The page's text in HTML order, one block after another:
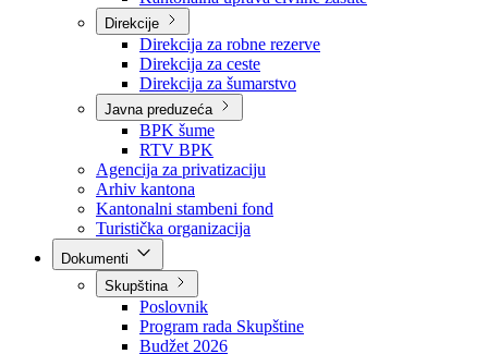
Uprave
Kantonalna uprava za inspekcijske poslove
Kantonalna uprava civilne zaštite
Direkcije
Direkcija za robne rezerve
Direkcija za ceste
Direkcija za šumarstvo
Javna preduzeća
BPK šume
RTV BPK
Agencija za privatizaciju
Arhiv kantona
Kantonalni stambeni fond
Turistička organizacija
Skupština